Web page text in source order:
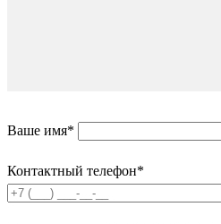
Ваше имя*
Контактный телефон*